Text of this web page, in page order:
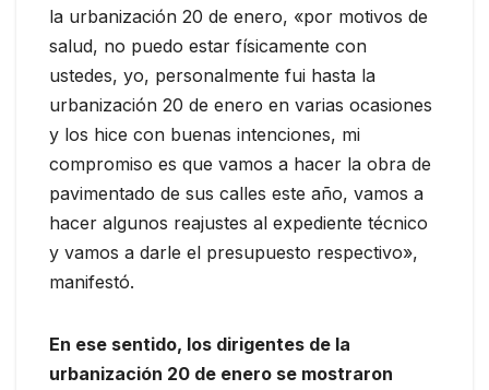
la urbanización 20 de enero, «por motivos de
salud, no puedo estar físicamente con
ustedes, yo, personalmente fui hasta la
urbanización 20 de enero en varias ocasiones
y los hice con buenas intenciones, mi
compromiso es que vamos a hacer la obra de
pavimentado de sus calles este año, vamos a
hacer algunos reajustes al expediente técnico
y vamos a darle el presupuesto respectivo»,
manifestó.
En ese sentido, los dirigentes de la
urbanización 20 de enero se mostraron